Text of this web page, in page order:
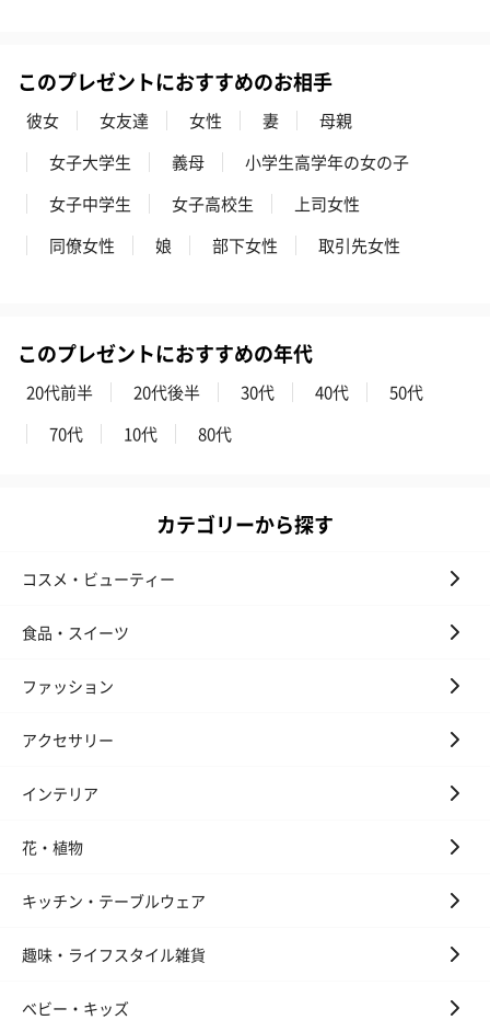
フラワーテディベア
（2,390円）
テディベア（バニラ）
（1,760円）
ル）（1,760円
紅茶・コーヒー・スイーツ
への＋αにおすすめです。
BIRTHDAY TO YOU）
スイーツ
です。
このプレゼントにおすすめのお相手
彼女 女友達 女性 妻
母親
女子大学生
義母
小学生高学年の女の子
女子中学生
女子高校生
上司女性
同僚女性
娘 部下女性 取引先女性
このプレゼントにおすすめの年代
20代前半 20代後半 30代 40代
50代
70代
10代 80代
カテゴリーから探す
コスメ・ビューティー
食品・スイーツ
ファッション
アクセサリー
インテリア
花・植物
キッチン・テーブルウェア
趣味・ライフスタイル雑貨
ベビー・キッズ